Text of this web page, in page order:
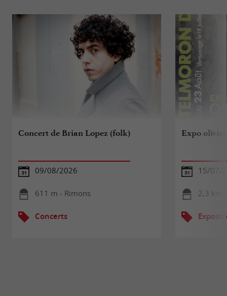
Concert de Brian Lopez (folk)
09/08/2026
611 m - Rimons
Concerts
Expo
15/07/
2,3 km